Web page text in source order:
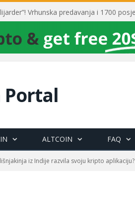
ALTCOIN FAQ
iz Indije razvila svoju kripto aplikaciju?